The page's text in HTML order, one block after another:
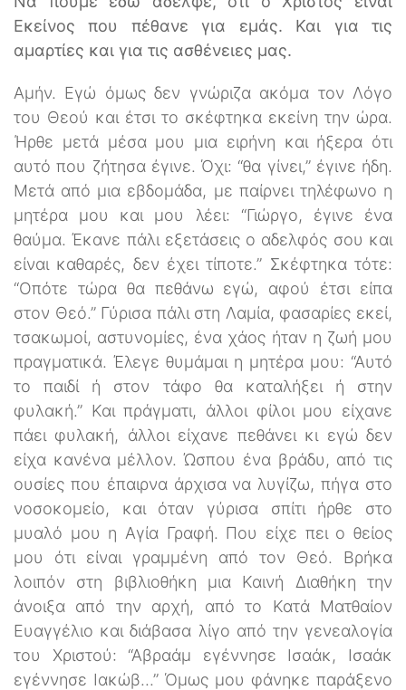
Εκείνος που πέθανε για εμάς. Και για τις
αμαρτίες και για τις ασθένειες μας.
Αμήν. Εγώ όμως δεν γνώριζα ακόμα τον Λόγο
του Θεού και έτσι το σκέφτηκα εκείνη την ώρα.
Ήρθε μετά μέσα μου μια ειρήνη και ήξερα ότι
αυτό που ζήτησα έγινε. Όχι: “θα γίνει,” έγινε ήδη.
Μετά από μια εβδομάδα, με παίρνει τηλέφωνο η
μητέρα μου και μου λέει: “Γιώργο, έγινε ένα
θαύμα. Έκανε πάλι εξετάσεις ο αδελφός σου και
είναι καθαρές, δεν έχει τίποτε.” Σκέφτηκα τότε:
“Οπότε τώρα θα πεθάνω εγώ, αφού έτσι είπα
στον Θεό.” Γύρισα πάλι στη Λαμία, φασαρίες εκεί,
τσακωμοί, αστυνομίες, ένα χάος ήταν η ζωή μου
πραγματικά. Έλεγε θυμάμαι η μητέρα μου: “Αυτό
το παιδί ή στον τάφο θα καταλήξει ή στην
φυλακή.” Και πράγματι, άλλοι φίλοι μου είχανε
πάει φυλακή, άλλοι είχανε πεθάνει κι εγώ δεν
είχα κανένα μέλλον. Ώσπου ένα βράδυ, από τις
ουσίες που έπαιρνα άρχισα να λυγίζω, πήγα στο
νοσοκομείο, και όταν γύρισα σπίτι ήρθε στο
μυαλό μου η Αγία Γραφή. Που είχε πει ο θείος
μου ότι είναι γραμμένη από τον Θεό. Βρήκα
λοιπόν στη βιβλιοθήκη μια Καινή Διαθήκη την
άνοιξα από την αρχή, από το Κατά Ματθαίον
Ευαγγέλιο και διάβασα λίγο από την γενεαλογία
του Χριστού: “Αβραάμ εγέννησε Ισαάκ, Ισαάκ
εγέννησε Ιακώβ...” Όμως μου φάνηκε παράξενο